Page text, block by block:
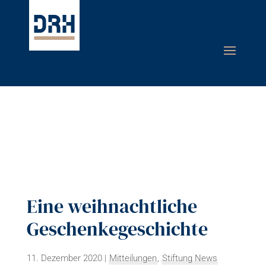
Eine weihnachtliche
Geschenkegeschichte
11. Dezember 2020| Mitteilungen, Stiftung News